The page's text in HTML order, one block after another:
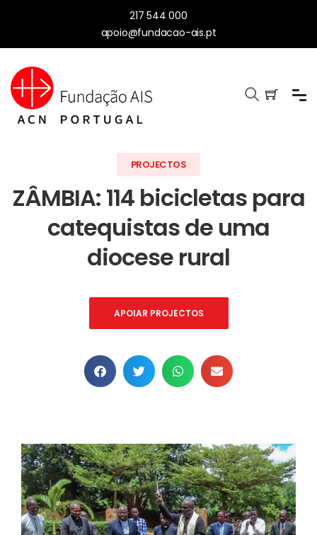
217 544 000
apoio@fundacao-ais.pt
PROJECTOS
ZÂMBIA: 114 bicicletas para
catequistas de uma
diocese rural
APOIAR PROJECTOS